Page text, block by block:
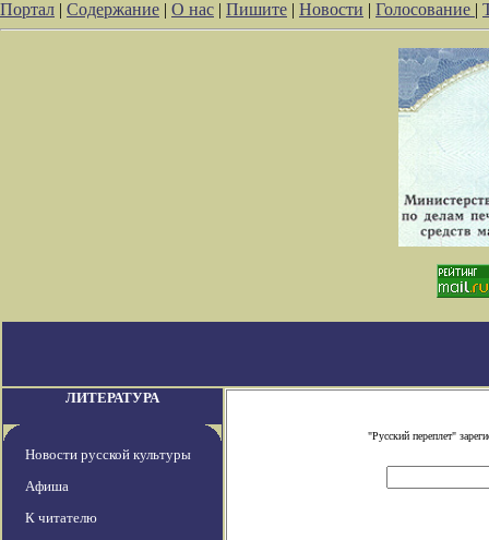
Портал | Содержание | О нас | Пишите | Новости | Голосование |
ЛИТЕРАТУРА
Новости русской культуры
Афиша
К читателю
"Русский переплет"